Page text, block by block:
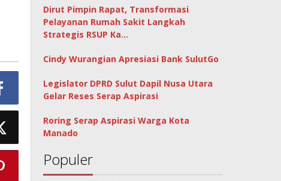
Dirut Pimpin Rapat, Transformasi
Pelayanan Rumah Sakit Langkah
Strategis RSUP Ka…
Cindy Wurangian Apresiasi Bank SulutGo
Legislator DPRD Sulut Dapil Nusa Utara
Gelar Reses Serap Aspirasi
Roring Serap Aspirasi Warga Kota
Manado
Populer